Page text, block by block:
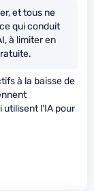
et tous ne
qui conduit
à limiter en
à la baisse de
utilisent l'IA pour